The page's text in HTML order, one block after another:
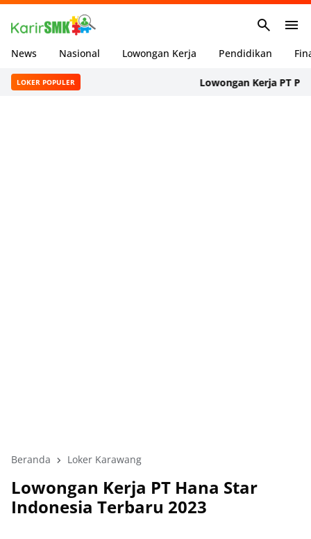
News Nasional Lowongan Kerja Pendidikan
LOKER POPULER Lowongan Kerja PT
Beranda Loker Karawang
Lowongan Kerja PT Hana Star
Indonesia Terbaru 2023